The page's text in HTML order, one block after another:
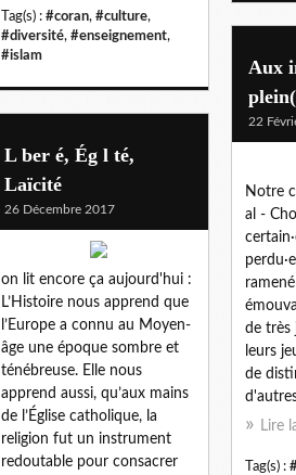
Tag(s) : #coran, #culture,
#diversité, #enseignement,
#islam
Aux
22
Notre
al -
de très
leurs
de
Lire
Tag(s) :
L ber é, Ég l té,
Laïcité
26 Décembre 2017
on lit encore ça aujourd'hui :
L’Histoire nous apprend que
l’Europe a connu au Moyen-
âge une époque sombre et
ténébreuse. Elle nous
apprend aussi, qu’aux mains
de l’Église catholique, la
religion fut un instrument
redoutable pour consacrer